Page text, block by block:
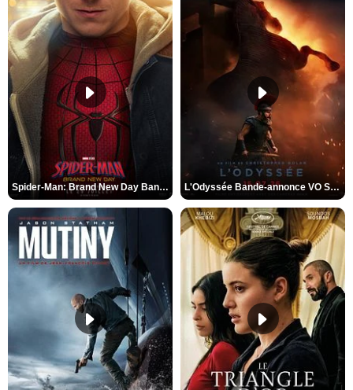
Spider-Man: Brand New Day Bande-annonce VO STFR L'Odyssée Bande-annonce VO STFR